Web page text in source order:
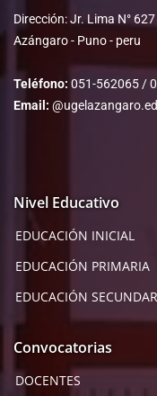
Dirección: Jr. Lima N° 627
Azángaro - Puno - peru
Teléfono: 051-562065 /
Email:
Nivel Educativo
EDUCACIÓN INICIAL
EDUCACIÓN PRIMARIA
EDUCACIÓN
Convocatorias
DOCENTES